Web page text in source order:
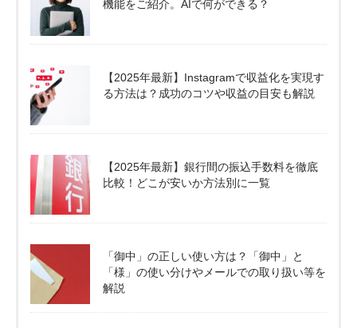
機能をご紹介。AIで何ができる？
【2025年最新】Instagramで収益化を実現す
る方法は？成功のコツや収益の目安も解説
【2025年最新】銀行間の振込手数料を徹底
比較！どこが安いか方法別に一覧
「御中」の正しい使い方は？「御中」と
「様」の使い分けやメールでの取り扱い等を
解説